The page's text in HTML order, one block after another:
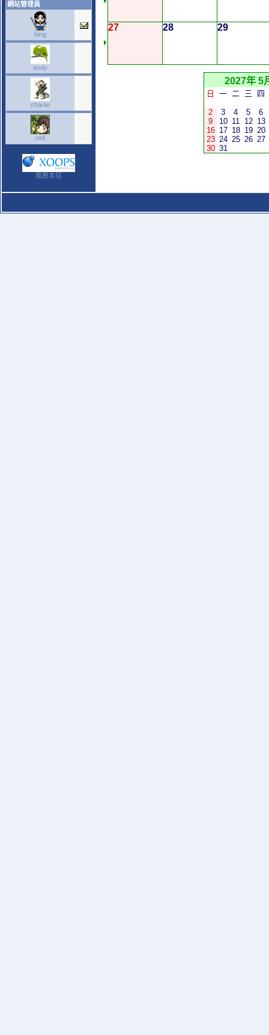
網站管理員
bing
andy
charlie
neil
推薦本站
27 28 29
2027年 5
日 一 二 三 四
2 3 4 5
6
9
10 11 12 13
16 17 18 19 20
23 24 25 26 27
30 31